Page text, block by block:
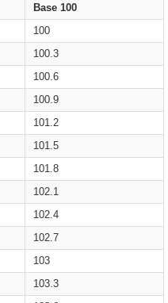
Base 100
100
100.3
100.6
100.9
101.2
101.5
101.8
102.1
102.4
102.7
103
103.3